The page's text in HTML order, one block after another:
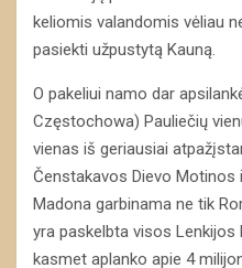
keliomis valandomis vėliau
pasiekti užpustytą Kauną.
O pakeliui namo dar
Częstochowa) Pauliečių
vienas iš geriausiai
Čenstakavos Dievo Motinos
Madona garbinama ne tik
yra paskelbta visos Lenkijos
kasmet aplanko apie 4